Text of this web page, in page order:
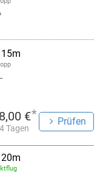
€*
Tagen
Prüfen